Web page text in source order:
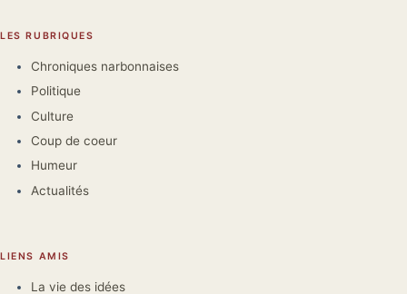
LES RUBRIQUES
Chroniques narbonnaises
Politique
Culture
Coup de coeur
Humeur
Actualités
LIENS AMIS
La vie des idées